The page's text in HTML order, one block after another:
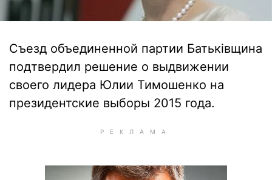
Съезд объединенной партии Батьківщина
подтвердил решение о выдвижении
своего лидера Юлии Тимошенко на
президентские выборы 2015 года.